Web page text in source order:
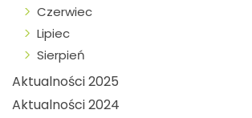
Czerwiec
Lipiec
Sierpień
Aktualności 2025
Aktualności 2024